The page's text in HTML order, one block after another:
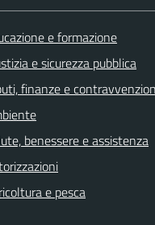
e formazione
e sicurezza pubblica
finanze e
benessere e assistenza
e pesca